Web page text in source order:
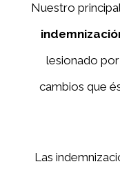
Nuestro
lesionado
cambios que
Las